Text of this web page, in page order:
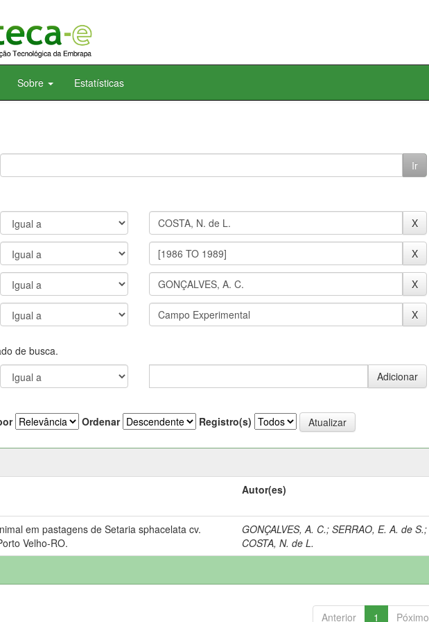
Sobre Estatísticas
de busca.
Ordenar Registro(s)
Autor(es)
em pastagens de Setaria sphacelata cv.
Velho-RO.
GONÇALVES, A. C.;SERRAO, E. A. de S.;
COSTA, N. de L.
Anterior 1 Póximo